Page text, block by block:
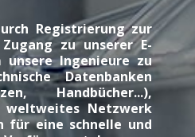
Registrierung zur
zu unserer E-
unsere Ingenieure zu
Datenbanken
Handbücher...),
weltweites Netzwerk
für eine schnelle und